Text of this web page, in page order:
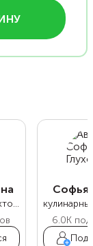
кулинарный редактор Food.ru
Софья
6.0K